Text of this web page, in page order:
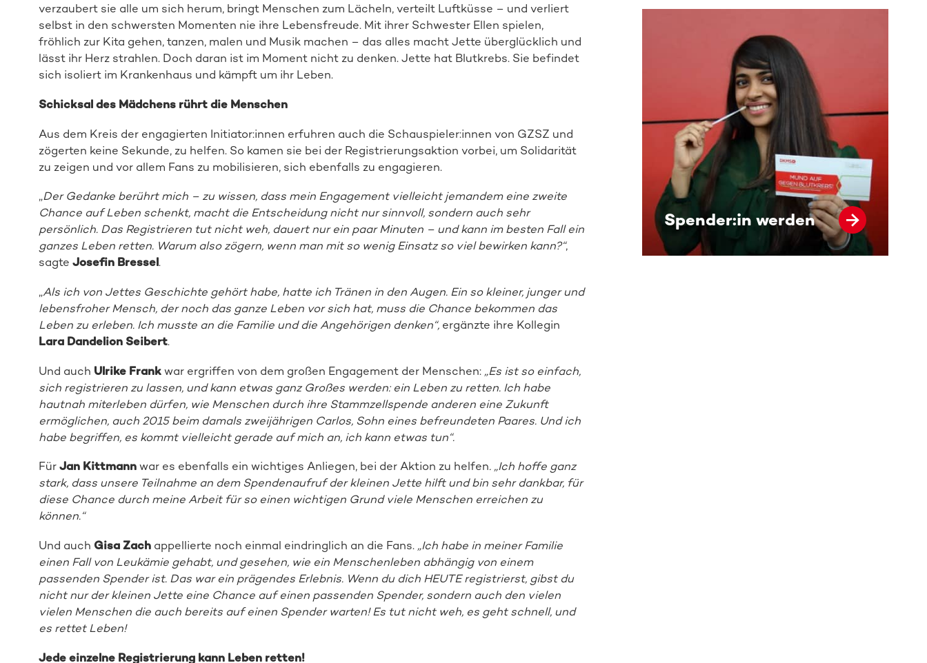
verzaubert sie alle um sich herum, bringt Menschen zum Lächeln, verteilt Luftküsse – und verliert
selbst in den schwersten Momenten nie ihre Lebensfreude. Mit ihrer Schwester Ellen spielen,
fröhlich zur Kita gehen, tanzen, malen und Musik machen – das alles macht Jette überglücklich und
lässt ihr Herz strahlen. Doch daran ist im Moment nicht zu denken. Jette hat Blutkrebs. Sie befindet
sich isoliert im Krankenhaus und kämpft um ihr Leben.
Schicksal des Mädchens rührt die Menschen
Aus dem Kreis der engagierten Initiator:innen erfuhren auch die Schauspieler:innen von GZSZ und
zögerten keine Sekunde, zu helfen. So kamen sie bei der Registrierungsaktion vorbei, um Solidarität
zu zeigen und vor allem Fans zu mobilisieren, sich ebenfalls zu engagieren.
„Der Gedanke berührt mich – zu wissen, dass mein Engagement vielleicht jemandem eine zweite
Chance auf Leben schenkt, macht die Entscheidung nicht nur sinnvoll, sondern auch sehr
persönlich. Das Registrieren tut nicht weh, dauert nur ein paar Minuten – und kann im besten Fall ein
ganzes Leben retten. Warum also zögern, wenn man mit so wenig Einsatz so viel bewirken kann?“,
sagte Josefin Bressel.
„Als ich von Jettes Geschichte gehört habe, hatte ich Tränen in den Augen. Ein so kleiner, junger und
lebensfroher Mensch, der noch das ganze Leben vor sich hat, muss die Chance bekommen das
Leben zu erleben. Ich musste an die Familie und die Angehörigen denken“, ergänzte ihre Kollegin
Lara Dandelion Seibert.
Und auch Ulrike Frankwar ergriffen von dem großen Engagement der Menschen: „Es ist so einfach,
sich registrieren zu lassen, und kann etwas ganz Großes werden: ein Leben zu retten. Ich habe
hautnah miterleben dürfen, wie Menschen durch ihre Stammzellspende anderen eine Zukunft
ermöglichen, auch 2015 beim damals zweijährigen Carlos, Sohn eines befreundeten Paares. Und ich
habe begriffen, es kommt vielleicht gerade auf mich an, ich kann etwas tun“.
Für Jan Kittmannwar es ebenfalls ein wichtiges Anliegen, bei der Aktion zu helfen. „Ich hoffe ganz
stark, dass unsere Teilnahme an dem Spendenaufruf der kleinen Jette hilft und bin sehr dankbar, für
diese Chance durch meine Arbeit für so einen wichtigen Grund viele Menschen erreichen zu
können.“
Und auch Gisa Zachappellierte noch einmal eindringlich an die Fans. „Ich habe in meiner Familie
einen Fall von Leukämie gehabt, und gesehen, wie ein Menschenleben abhängig von einem
passenden Spender ist. Das war ein prägendes Erlebnis. Wenn du dich HEUTE registrierst, gibst du
nicht nur der kleinen Jette eine Chance auf einen passenden Spender, sondern auch den vielen
vielen Menschen die auch bereits auf einen Spender warten! Es tut nicht weh, es geht schnell, und
es rettet Leben!
Jede einzelne Registrierung kann Leben retten!
Spender:in werden
Spender:in werden